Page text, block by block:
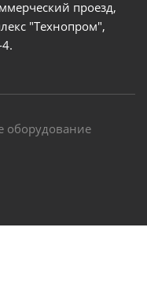
проезд,
"Технопром",
оборудование